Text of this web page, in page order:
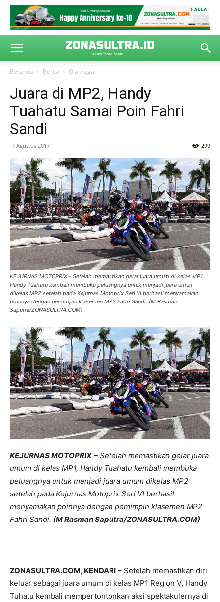
Beranda Berita Olahraga
Juara di MP2, Handy
Tuahatu Samai Poin Fahri
Sandi
7 Agustus 2017 299
KEJURNAS MOTOPRIX - Setelah memastikan gelar juara umum di kelas MP1,
Handy Tuahatu kembali membuka peluangnya untuk menjadi juara umum
dikelas MP2 setelah pada Kejurnas Motoprix Seri VI berhasil menyamakan
poinnya dengan pemimpin klasemen MP2 Fahri Sandi. (M Rasman
Saputra/ZONASULTRA.COM)
KEJURNAS MOTOPRIX – Setelah memastikan gelar juara
umum di kelas MP1, Handy Tuahatu kembali membuka
peluangnya untuk menjadi juara umum dikelas MP2
setelah pada Kejurnas Motoprix Seri VI berhasil
menyamakan poinnya dengan pemimpin klasemen MP2
Fahri Sandi. (M Rasman Saputra/ZONASULTRA.COM)
ZONASULTRA.COM, KENDARI – Setelah memastikan diri
keluar sebagai juara umum di kelas MP1 Region V, Handy
Tuhatu kembali mempertontonkan aksi spektakulernya di